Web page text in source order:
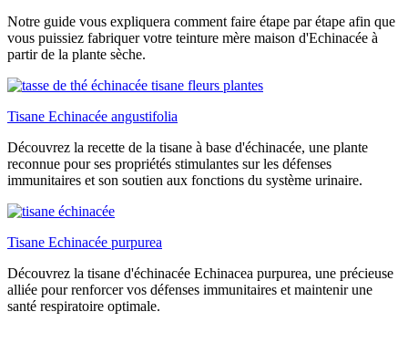
Notre guide vous expliquera comment faire étape par étape afin que
vous puissiez fabriquer votre teinture mère maison d'Echinacée à
partir de la plante sèche.
Tisane Echinacée angustifolia
Découvrez la recette de la tisane à base d'échinacée, une plante
reconnue pour ses propriétés stimulantes sur les défenses
immunitaires et son soutien aux fonctions du système urinaire.
Tisane Echinacée purpurea
Découvrez la tisane d'échinacée Echinacea purpurea, une précieuse
alliée pour renforcer vos défenses immunitaires et maintenir une
santé respiratoire optimale.